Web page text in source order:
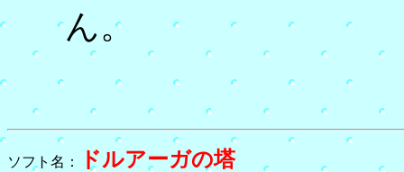
ん。
ソフト名： ドルアーガの塔